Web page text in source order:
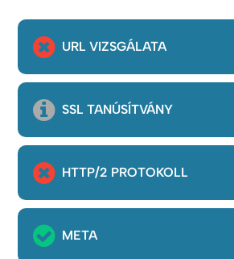
URL VIZSGÁLATA
SSL TANÚSÍTVÁNY
HTTP/2 PROTOKOLL
META